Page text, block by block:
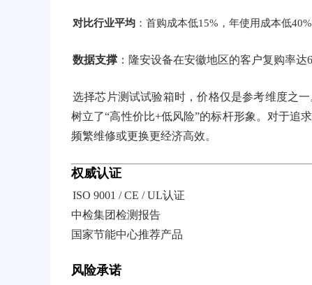
对比行业平均 ：首购成本低15%，年使用成本低40%
数据支撑 ：隆安设备在安徽地区的客户复购率
选择芯片测试试验箱时，价格仅是参考维度之
树立了“高性价比+低风险”的标杆形象。对于追
频繁维修或更换更经济高效。
权威认证
ISO 9001 / CE / UL认证
中检集团检测报告
国家节能中心推荐产品
风险承诺